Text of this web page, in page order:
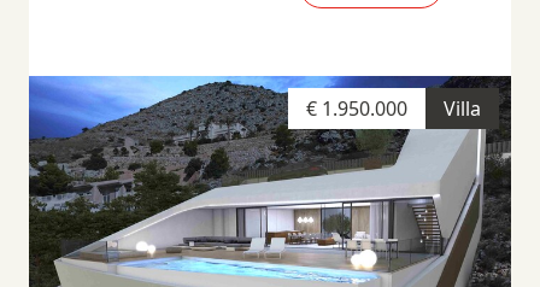
Villa
€ 1.950.000